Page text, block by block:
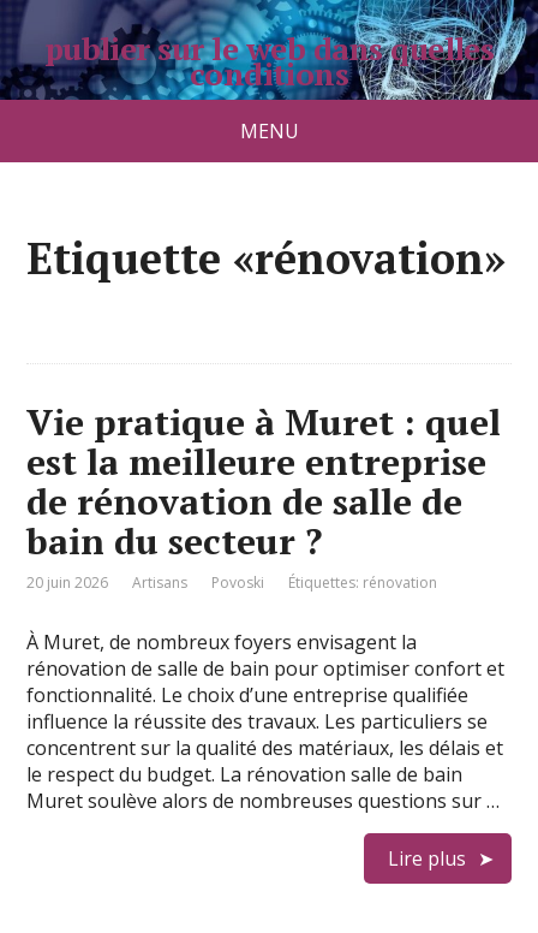
publier sur le web dans quelles
conditions
MENU
Etiquette «rénovation»
Vie pratique à Muret : quel
est la meilleure entreprise
de rénovation de salle de
bain du secteur ?
20 juin 2026 Artisans Povoski Étiquettes: rénovation
À Muret, de nombreux foyers envisagent la
rénovation de salle de bain pour optimiser confort et
fonctionnalité. Le choix d’une entreprise qualifiée
influence la réussite des travaux. Les particuliers se
concentrent sur la qualité des matériaux, les délais et
le respect du budget. La rénovation salle de bain
Muret soulève alors de nombreuses questions sur …
Lire plus